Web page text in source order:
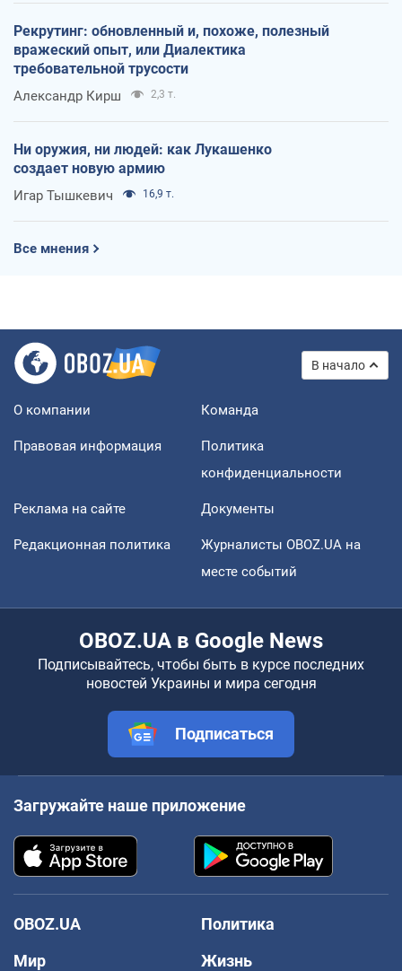
Рекрутинг: обновленный и, похоже, полезный
вражеский опыт, или Диалектика
требовательной трусости
Александр Кирш 2,3 т.
Ни оружия, ни людей: как Лукашенко
создает новую армию
Игар Тышкевич 16,9 т.
Все мнения
В начало
О компании Команда
Правовая информация
Политика
конфиденциальности
Реклама на сайте Документы
Редакционная политика
Журналисты OBOZ.UA на
месте событий
OBOZ.UA в Google News
Подписывайтесь, чтобы быть в курсе последних
новостей Украины и мира сегодня
Подписаться
Загружайте наше приложение
OBOZ.UA
Политика
Мир
Жизнь